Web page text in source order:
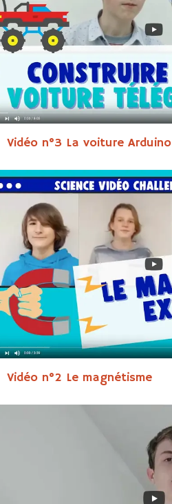
Vidéo n°3 La voiture Arduino
Vidéo n°2 Le magnétisme